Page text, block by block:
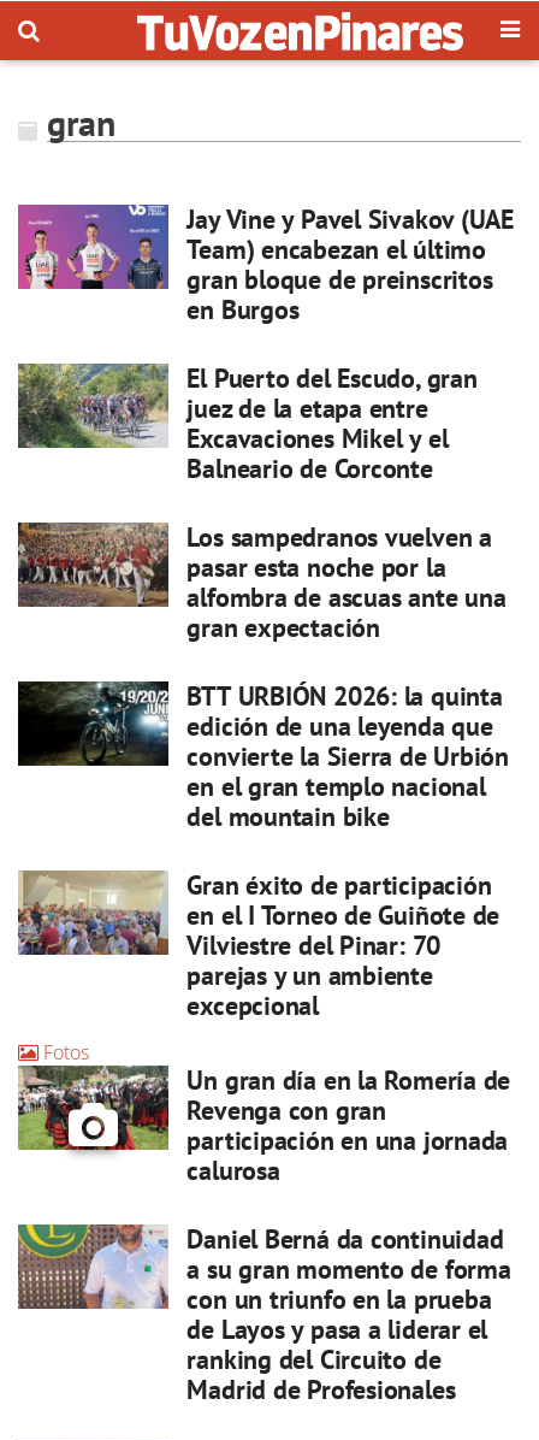
gran
Jay Vine y Pavel Sivakov (UAE
Team) encabezan el último
gran bloque de preinscritos
en Burgos
El Puerto del Escudo, gran
juez de la etapa entre
Excavaciones Mikel y el
Balneario de Corconte
Los sampedranos vuelven a
pasar esta noche por la
alfombra de ascuas ante una
gran expectación
BTT URBIÓN 2026: la quinta
edición de una leyenda que
convierte la Sierra de Urbión
en el gran templo nacional
del mountain bike
Gran éxito de participación
en el I Torneo de Guiñote de
Vilviestre del Pinar: 70
parejas y un ambiente
excepcional
Fotos
Un gran día en la Romería de
Revenga con gran
participación en una jornada
calurosa
Daniel Berná da continuidad
a su gran momento de forma
con un triunfo en la prueba
de Layos y pasa a liderar el
ranking del Circuito de
Madrid de Profesionales